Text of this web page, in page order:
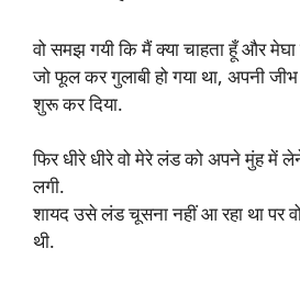
वो समझ गयी कि मैं क्या चाहता हूँ और
जो फूल कर गुलाबी हो गया था, अपनी
शुरू कर दिया.
फिर धीरे धीरे वो मेरे लंड को अपने मुंह में
लगी.
शायद उसे लंड चूसना नहीं आ रहा था पर
थी.